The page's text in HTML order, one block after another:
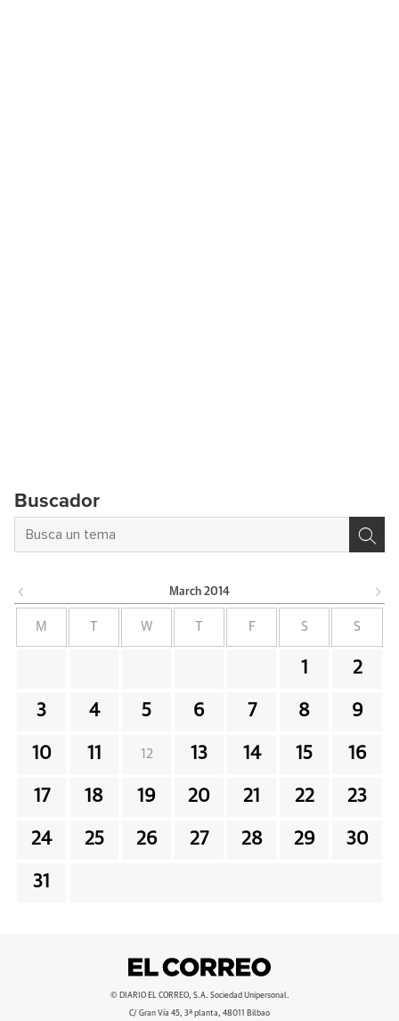
Buscador
March 2014
M W F S S
1 2
3 4 5 6 7 8 9
10 11 12 13 14 15 16
17 18 19 20 21 22 23
24 25 26 27 28 29 30
31
© DIARIO EL CORREO, S.A. Sociedad Unipersonal.
C/ Gran Vía 45, 3ª planta, 48011 Bilbao